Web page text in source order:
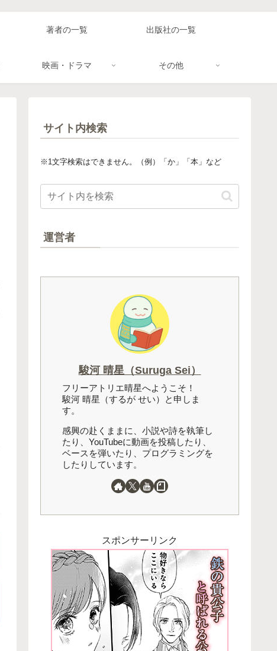
著者の一覧 出版社の一覧
映画・ドラマ その他
サイト内検索
※1文字検索はできません。（例）「か」「本」など
運営者
駿河 晴星（Suruga Sei）
フリーアトリエ晴星へようこそ！
駿河 晴星（するが せい）と申しま
す。
感興の赴くままに、小説や詩を執筆し
たり、YouTubeに動画を投稿したり、
ベースを弾いたり、プログラミングを
したりしています。
スポンサーリンク